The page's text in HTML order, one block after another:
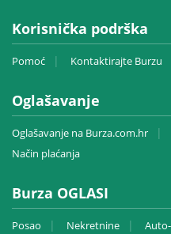
Korisnička podrška
Pomoć Kontaktirajte Burzu
Oglašavanje
Oglašavanje na Burza.com.hr
Način plaćanja
Burza OGLASI
Posao Nekretnine